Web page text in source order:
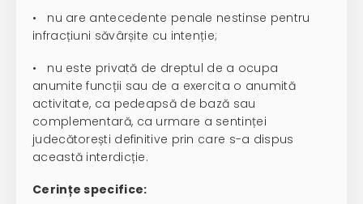
• nu are antecedente penale nestinse pentru
infracțiuni săvârșite cu intenție;
• nu este privată de dreptul de a ocupa
anumite funcții sau de a exercita o anumită
activitate, ca pedeapsă de bază sau
complementară, ca urmare a sentinței
judecătorești definitive prin care s-a dispus
această interdicție.
Cerințe specifice: